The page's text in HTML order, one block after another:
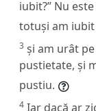
iubit?” Nu
totuși am iubit
3 și am urât
pustietate, și
pustiu.
4 Iar dacă ar